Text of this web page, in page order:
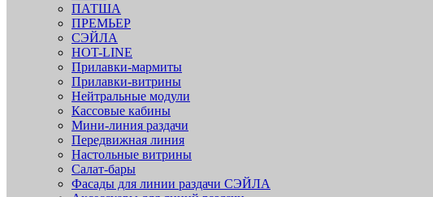
ПАТША
ПРЕМЬЕР
СЭЙЛА
HOT-LINE
Прилавки-мармиты
Прилавки-витрины
Нейтральные модули
Кассовые кабины
Мини-линия раздачи
Передвижная линия
Настольные витрины
Салат-бары
Фасады для линии раздачи СЭЙЛА